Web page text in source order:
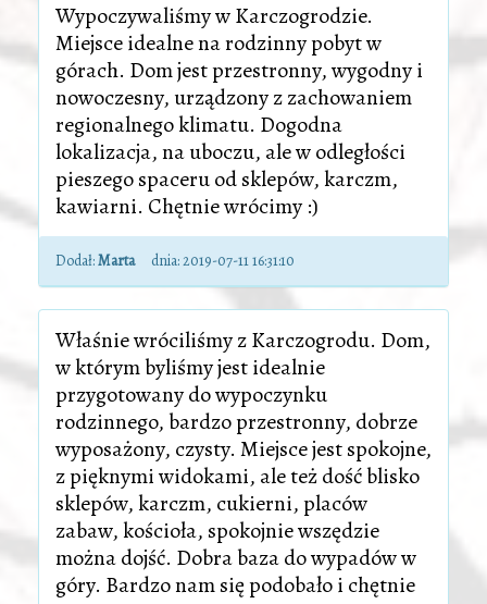
Wypoczywaliśmy w Karczogrodzie.
Miejsce idealne na rodzinny pobyt w
górach. Dom jest przestronny, wygodny i
nowoczesny, urządzony z zachowaniem
regionalnego klimatu. Dogodna
lokalizacja, na uboczu, ale w odległości
pieszego spaceru od sklepów, karczm,
kawiarni. Chętnie wrócimy :)
Dodał:Martadnia:2019-07-11 16:31:10
Właśnie wróciliśmy z Karczogrodu. Dom,
w którym byliśmy jest idealnie
przygotowany do wypoczynku
rodzinnego, bardzo przestronny, dobrze
wyposażony, czysty. Miejsce jest spokojne,
z pięknymi widokami, ale też dość blisko
sklepów, karczm, cukierni, placów
zabaw, kościoła, spokojnie wszędzie
można dojść. Dobra baza do wypadów w
góry. Bardzo nam się podobało i chętnie